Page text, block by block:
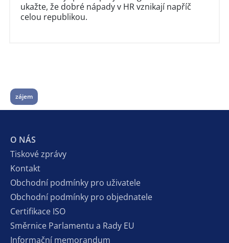
ukažte, že dobré nápady v HR vznikají napříč
celou republikou.
zájem
O NÁS
Tiskové zprávy
Kontakt
Obchodní podmínky pro uživatele
Obchodní podmínky pro objednatele
Certifikace ISO
Směrnice Parlamentu a Rady EU
Informační memorandum